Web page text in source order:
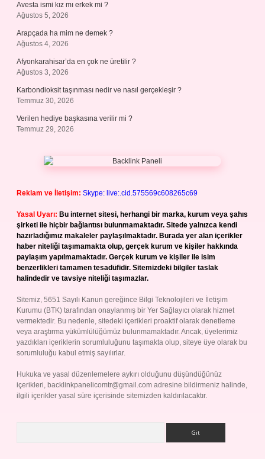
Avesta ismi kız mı erkek mi ?
Ağustos 5, 2026
Arapçada ha mim ne demek ?
Ağustos 4, 2026
Afyonkarahisar’da en çok ne üretilir ?
Ağustos 3, 2026
Karbondioksit taşınması nedir ve nasıl gerçekleşir ?
Temmuz 30, 2026
Verilen hediye başkasına verilir mi ?
Temmuz 29, 2026
Reklam ve İletişim: Skype: live:.cid.575569c608265c69
Yasal Uyarı: Bu internet sitesi, herhangi bir marka, kurum veya şahıs
şirketi ile hiçbir bağlantısı bulunmamaktadır. Sitede yalnızca kendi
hazırladığımız makaleler paylaşılmaktadır. Burada yer alan içerikler
haber niteliği taşımamakta olup, gerçek kurum ve kişiler hakkında
paylaşım yapılmamaktadır. Gerçek kurum ve kişiler ile isim
benzerlikleri tamamen tesadüfidir. Sitemizdeki bilgiler taslak
halindedir ve tavsiye niteliği taşımazlar.
Sitemiz, 5651 Sayılı Kanun gereğince Bilgi Teknolojileri ve İletişim
Kurumu (BTK) tarafından onaylanmış bir Yer Sağlayıcı olarak hizmet
vermektedir. Bu nedenle, sitedeki içerikleri proaktif olarak denetleme
veya araştırma yükümlülüğümüz bulunmamaktadır. Ancak, üyelerimiz
yazdıkları içeriklerin sorumluluğunu taşımakta olup, siteye üye olarak bu
sorumluluğu kabul etmiş sayılırlar.
Hukuka ve yasal düzenlemelere aykırı olduğunu düşündüğünüz
içerikleri, backlinkpanelicomtr@gmail.com adresine bildirmeniz halinde,
ilgili içerikler yasal süre içerisinde sitemizden kaldırılacaktır.